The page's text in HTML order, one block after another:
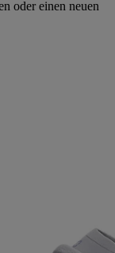
oder einen neuen